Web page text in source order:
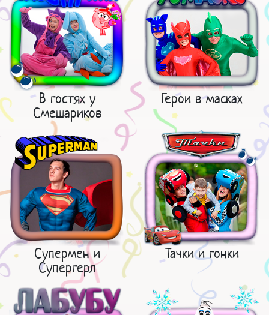
В гостях у
Смешариков
Герои в масках
Супермен и
Супергерл
Тачки и гонки